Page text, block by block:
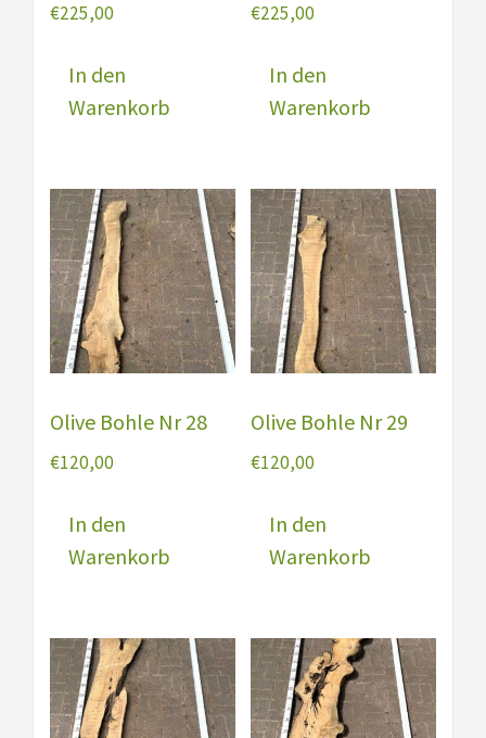
€225,00
In den
Warenkorb
€225,00
In den
Warenkorb
Olive Bohle Nr 28
€120,00
In den
Warenkorb
Olive Bohle Nr 29
€120,00
In den
Warenkorb